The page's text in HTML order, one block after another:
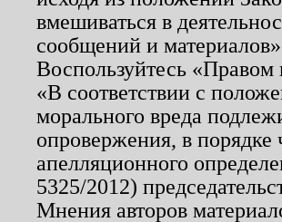
вмешиваться в
сообщений и
Воспользуйтесь
«В соответствии с
морального вреда
опровержения, в порядке
апелляционного
5325/2012)
Мнения авторов